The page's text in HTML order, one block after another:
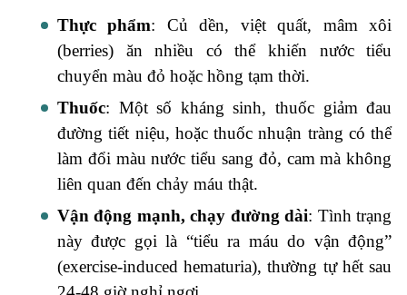
Thực phẩm: Củ dền, việt quất, mâm xôi
(berries) ăn nhiều có thể khiến nước tiểu
chuyển màu đỏ hoặc hồng tạm thời.
Thuốc: Một số kháng sinh, thuốc giảm đau
đường tiết niệu, hoặc thuốc nhuận tràng có thể
làm đổi màu nước tiểu sang đỏ, cam mà không
liên quan đến chảy máu thật.
Vận động mạnh, chạy đường dài: Tình trạng
này được gọi là “tiểu ra máu do vận động”
(exercise-induced hematuria), thường tự hết sau